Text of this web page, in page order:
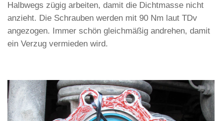
Halbwegs zügig arbeiten, damit die Dichtmasse nicht
anzieht. Die Schrauben werden mit 90 Nm laut TDv
angezogen. Immer schön gleichmäßig andrehen, damit
ein Verzug vermieden wird.